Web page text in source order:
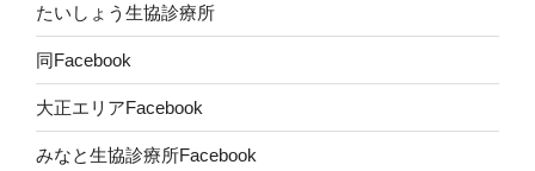
たいしょう生協診療所
同Facebook
大正エリアFacebook
みなと生協診療所Facebook